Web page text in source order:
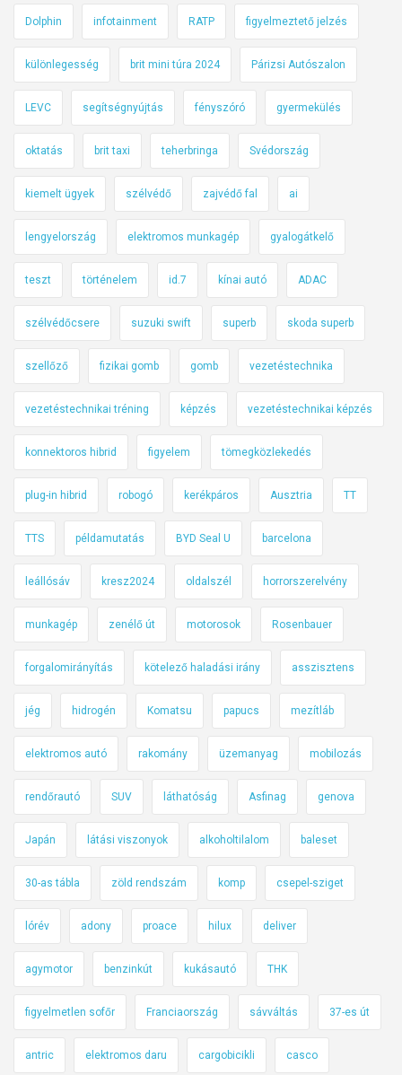
Dolphin infotainment RATP figyelmeztető jelzés
különlegesség brit mini túra 2024 Párizsi Autószalon
LEVC segítségnyújtás fényszóró gyermekülés
oktatás brit taxi teherbringa Svédország
kiemelt ügyek szélvédő zajvédő fal ai
lengyelország elektromos munkagép gyalogátkelő
teszt történelem id.7 kínai autó ADAC
szélvédőcsere suzuki swift superb skoda superb
szellőző fizikai gomb gomb vezetéstechnika
vezetéstechnikai tréning képzés vezetéstechnikai képzés
konnektoros hibrid figyelem tömegközlekedés
plug-in hibrid robogó kerékpáros Ausztria TT
TTS példamutatás BYD Seal U barcelona
leállósáv kresz2024 oldalszél horrorszerelvény
munkagép zenélő út motorosok Rosenbauer
forgalomirányítás kötelező haladási irány asszisztens
jég hidrogén Komatsu papucs mezítláb
elektromos autó rakomány üzemanyag mobilozás
rendőrautó SUV láthatóság Asfinag genova
Japán látási viszonyok alkoholtilalom baleset
30-as tábla zöld rendszám komp csepel-sziget
lórév adony proace hilux deliver
agymotor benzinkút kukásautó THK
figyelmetlen sofőr Franciaország sávváltás 37-es út
antric elektromos daru cargobicikli casco